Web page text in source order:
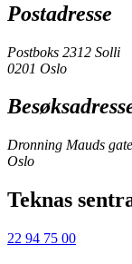
Postadresse
Postboks 2312 Solli
0201 Oslo
Dronning Mauds
Oslo
Teknas
22 94 75 00